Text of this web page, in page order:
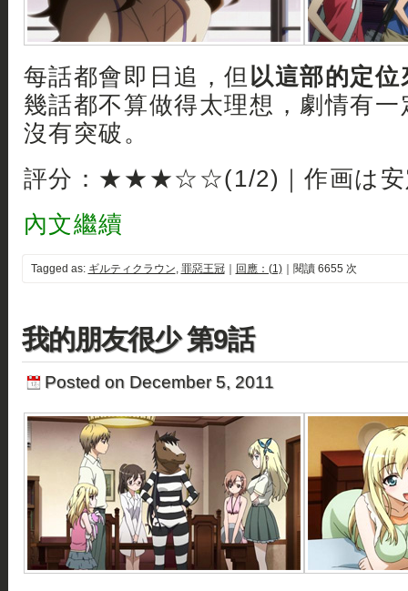
每話都會即日追，但 以這部的定位
幾話都不算做得太理想，劇情有
沒有突破。
評分：★★★☆☆(1/2)｜作画は安
內文繼續
Tagged as: ギルティクラウン, 罪惡王冠｜ 回應：(1)｜閱讀 6655 次
我的朋友很少 第9話
Posted on December 5, 2011